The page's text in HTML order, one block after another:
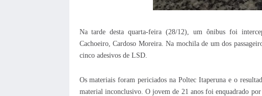
Na tarde desta quarta-feira (28/12), um ônibus foi
Cachoeiro, Cardoso Moreira. Na mochila de um dos
cinco adesivos de LSD.
Os materiais foram periciados na Poltec Itaperuna e o
material inconclusivo. O jovem de 21 anos foi enquadrado